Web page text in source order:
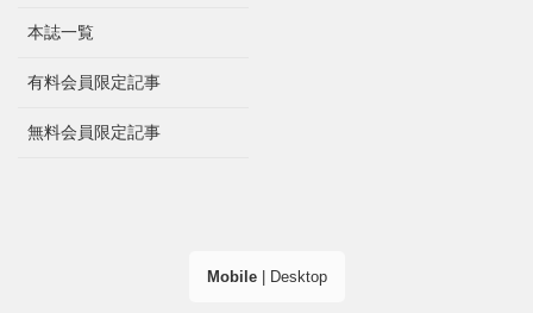
本誌一覧
有料会員限定記事
無料会員限定記事
Mobile| Desktop